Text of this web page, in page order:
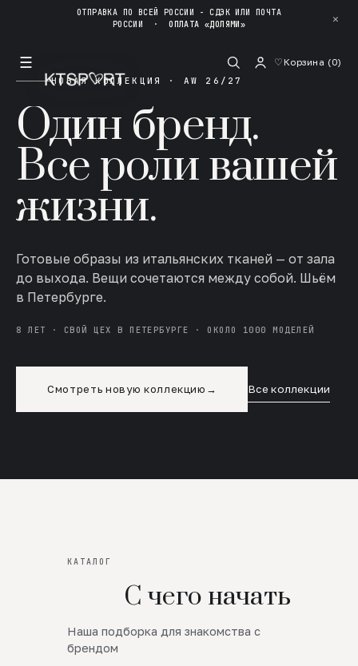
ОТПРАВКА ПО ВСЕЙ РОССИИ - СДЭК ИЛИ ПОЧТА
РОССИИ ·ОПЛАТА «ДОЛЯМИ» ✕
☰ ♡Корзина (0)
НОВАЯ КОЛЛЕКЦИЯ · AW 26/27
Один бренд.
Все роли вашей
жизни.
Готовые образы из итальянских тканей — от зала
до выхода. Вещи сочетаются между собой. Шьём
в Петербурге.
8 ЛЕТ · СВОЙ ЦЕХ В ПЕТЕРБУРГЕ · ОКОЛО 1000 МОДЕЛЕЙ
Смотреть новую коллекцию → Все коллекции
КАТАЛОГ
С чего начать
Наша подборка для знакомства с
брендом
Новинки
SALE